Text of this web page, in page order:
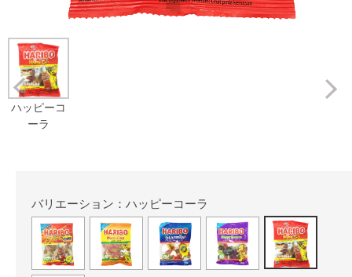
ハッピーコ
ーラ
Prev
バリエーション：ハッピーコーラ